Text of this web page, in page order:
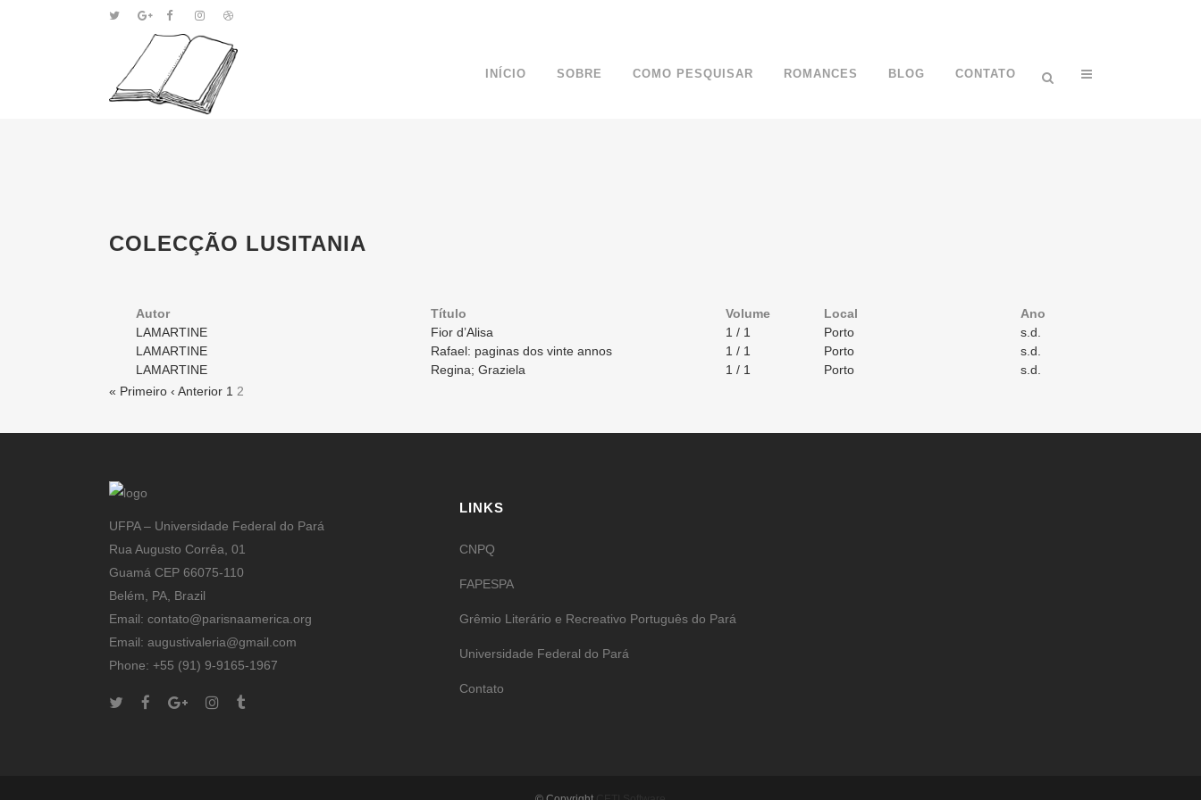
INÍCIO SOBRE COMO PESQUISAR ROMANCES BLOG CONTATO
COLECÇÃO LUSITANIA
Autor Título Volume Local
Ano
LAMARTINE
Fior d’Alisa 1 / 1 Porto
s.d.
LAMARTINE
Rafael: paginas dos vinte annos 1 / 1 Porto
s.d.
LAMARTINE
Regina; Graziela 1 / 1 Porto
s.d.
« Primeiro ‹ Anterior 1 2
UFPA – Universidade Federal do Pará
Rua Augusto Corrêa, 01
Guamá CEP 66075-110
Belém, PA, Brazil
Email: contato@parisnaamerica.org
Email: augustivaleria@gmail.com
Phone: +55 (91) 9-9165-1967
LINKS
CNPQ
FAPESPA
Grêmio Literário e Recreativo Português do Pará
Universidade Federal do Pará
Contato